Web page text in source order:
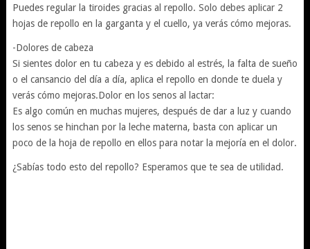
Puedes regular la tiroides gracias al repollo. Solo debes aplicar 2
hojas de repollo en la garganta y el cuello, ya verás cómo mejoras.
-Dolores de cabeza
Si sientes dolor en tu cabeza y es debido al estrés, la falta de sueño
o el cansancio del día a día, aplica el repollo en donde te duela y
verás cómo mejoras.Dolor en los senos al lactar:
Es algo común en muchas mujeres, después de dar a luz y cuando
los senos se hinchan por la leche materna, basta con aplicar un
poco de la hoja de repollo en ellos para notar la mejoría en el dolor.
¿Sabías todo esto del repollo? Esperamos que te sea de utilidad.